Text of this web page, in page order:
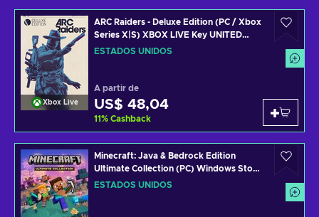
Xbox Live
ARC Raiders - Deluxe Edition (PC / Xbox
Series X|S) XBOX LIVE Key UNITED
STATES
ESTADOS UNIDOS
A partir de
US$ 48,04
11% Cashback
Minecraft: Java & Bedrock Edition
Ultimate Collection (PC) Windows Store
Key UNITED STATES
ESTADOS UNIDOS